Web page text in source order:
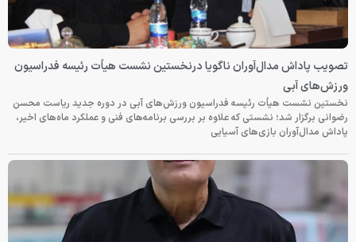
تصویب پاداش مدال‌آوران ناگویا درنخستین نشست هیأت رئیسه فدراسیون
ورزش‌های آبی
نخستین نشست هیأت رئیسه فدراسیون ورزش‌های آبی در دوره جدید ریاست محسن
رضوانی برگزار شد؛ نشستی که علاوه بر بررسی برنامه‌های فنی و عملکرد ماه‌های اخیر،
پاداش مدال‌آوران بازی‌های آسیایی